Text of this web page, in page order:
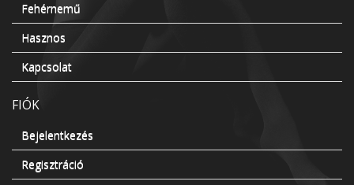
Fehérnemű
Hasznos
Kapcsolat
FIÓK
Bejelentkezés
Regisztráció